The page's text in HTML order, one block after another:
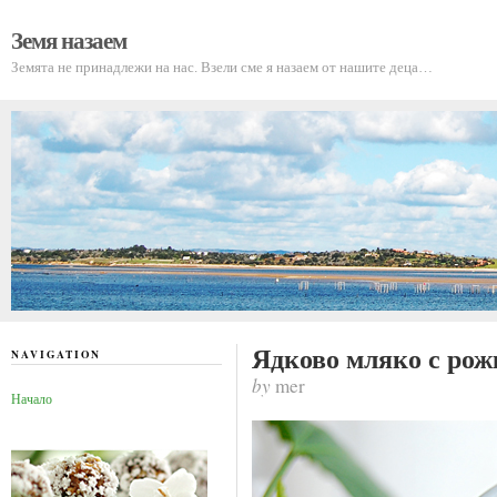
Земя назаем
Земята не принадлежи на нас. Взели сме я назаем от нашите деца…
Ядково мляко с
bymer
NAVIGATION
Начало